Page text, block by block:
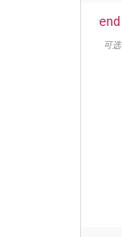
end
可选